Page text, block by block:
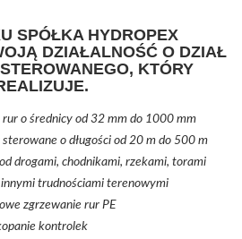
SPÓŁKA HYDROPEX
DZIAŁALNOŚĆ O DZIAŁ
KTÓRY
o średnicy od 32 mm do 1000 mm
o długości od 20 m do 500 m
drogami, chodnikami, rzekami, torami
trudnościami terenowymi
zgrzewanie rur PE
kontrolek